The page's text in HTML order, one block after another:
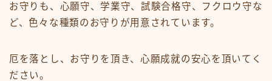
お守りも、心願守、学業守、試験合格守、フクロウ守な
ど、色々な種類のお守りが用意されています。
厄を落とし、お守りを頂き、心願成就の安心を頂いてく
ださい。